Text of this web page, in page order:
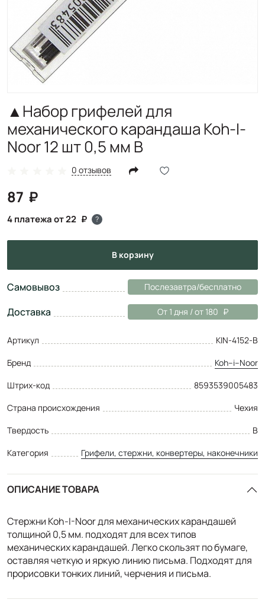
▲Набор грифелей для
механического карандаша Koh-I-
Noor 12 шт 0,5 мм B
0 отзывов
87
4 платежа от 22 ?
в корзину
Самовывоз Послезавтра/бесплатно
Доставка От 1 дня / от 180
Артикул
KIN-4152-B
Бренд
Koh–i–Noor
Штрих-код
8593539005483
Страна происхождения
Чехия
Твердость
B
Категория
Грифели, стержни, конвертеры, наконечники
ОПИСАНИЕ ТОВАРА
Стержни Koh-I-Noor для механических карандашей
толщиной 0,5 мм. подходят для всех типов
механических карандашей. Легко скользят по бумаге,
оставляя четкую и яркую линию письма. Подходят для
прорисовки тонких линий, черчения и письма.